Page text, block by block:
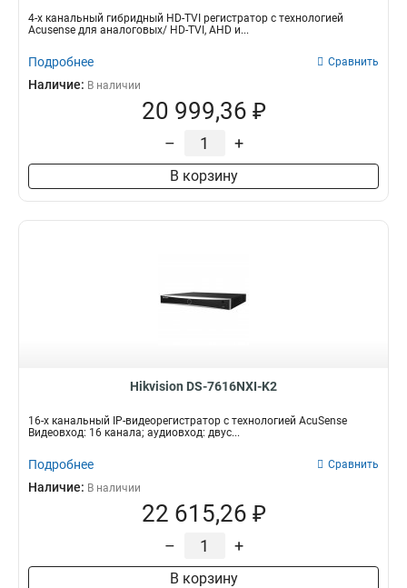
4-х канальный гибридный HD-TVI регистратор с технологией
Acusense для аналоговых/ HD-TVI, AHD и...
Подробнее Сравнить
Наличие: В наличии
20 999,36 ₽
– +
В корзину
Hikvision DS-7616NXI-K2
16-х канальный IP-видеорегистратор с технологией AcuSense
Видеовход: 16 канала; аудиовход: двус...
Подробнее Сравнить
Наличие: В наличии
22 615,26 ₽
– +
В корзину